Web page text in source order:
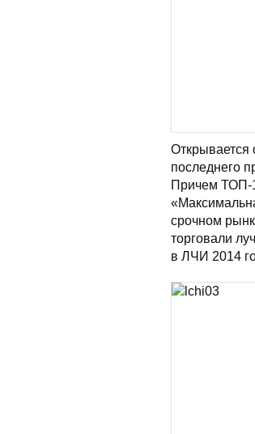
Открывается
последнего
Причем ТОП-
срочном
торговали
в ЛЧИ 2014